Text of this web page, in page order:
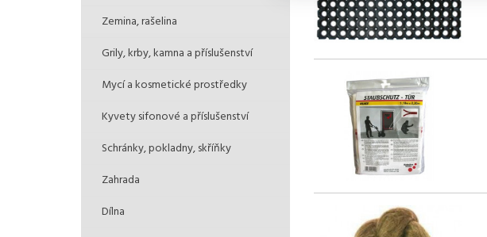
Zemina, rašelina
Grily, krby, kamna a příslušenství
Mycí a kosmetické prostředky
Kyvety sifonové a příslušenství
Schránky, pokladny, skříňky
Zahrada
Dílna